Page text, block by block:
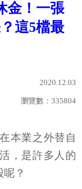
金！一張
這5檔最
2020.12.03
瀏覽數： 335804
本業之外替自
，是許多人的
？